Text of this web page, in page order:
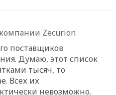
Zecurion
поставщиков
Думаю, этот список
тысяч, то
Всех их
невозможно.